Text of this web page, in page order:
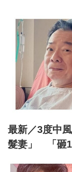
最新／3度中
髮妻」 「砸1